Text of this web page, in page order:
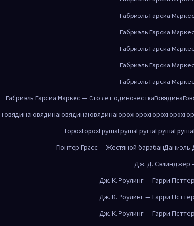
Габриэль Гарсиа
Габриэль Гарсиа
Габриэль Гарсиа
Габриэль Гарсиа
Габриэль Гарсиа
Габриэль Гарсиа Маркес — Сто лет одиночестваГовядина
ГовядинаГовядинаГовядинаГовядинаГорохГорохГорохГорох
ГорохГорохГрушаГрушаГрушаГрушаГруша
Гюнтер Грасс — Жестяной барабанДаниэль
Дж. Д. Сэлинджер
Дж. К. Роулинг — Гарри
Дж. К. Роулинг — Гарри
Дж. К. Роулинг — Гарри